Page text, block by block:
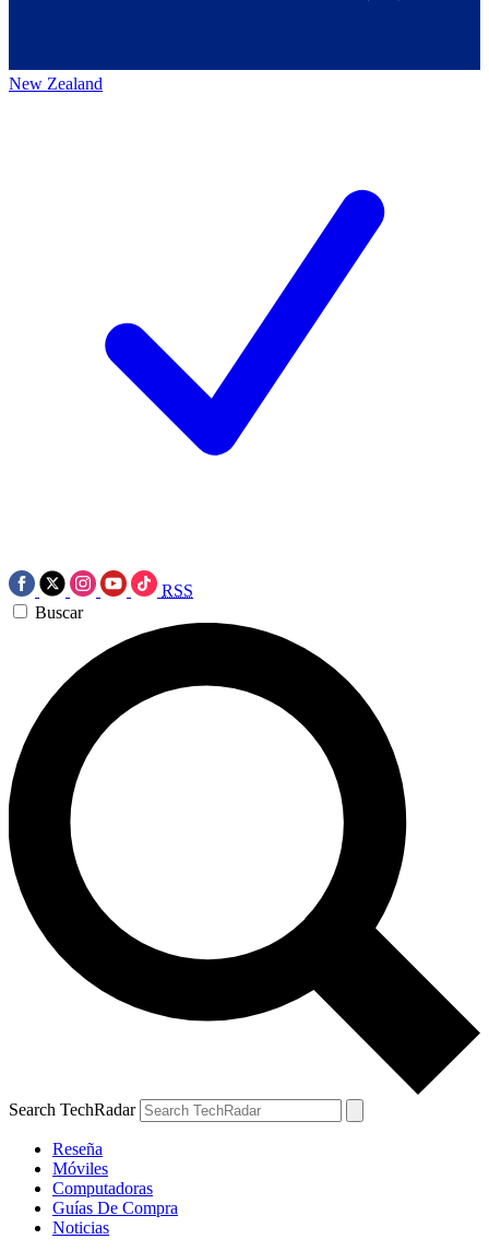
New Zealand
RSS
Buscar
Search TechRadar
Reseña
Móviles
Computadoras
Guías De Compra
Noticias